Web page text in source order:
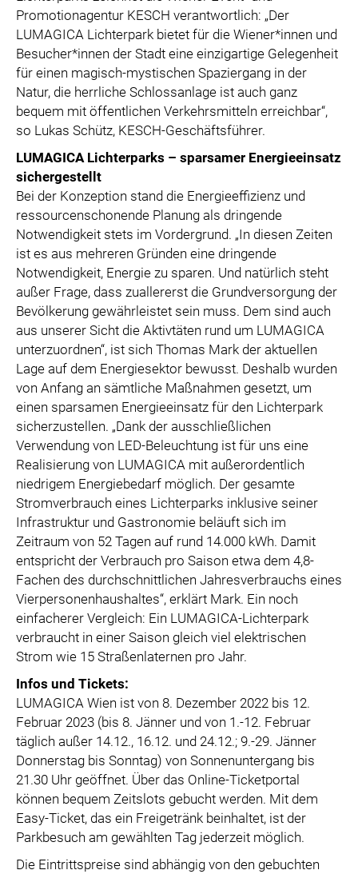
Promotionagentur KESCH verantwortlich: „Der
LUMAGICA Lichterpark bietet für die Wiener*innen und
Besucher*innen der Stadt eine einzigartige Gelegenheit
für einen magisch-mystischen Spaziergang in der
Natur, die herrliche Schlossanlage ist auch ganz
bequem mit öffentlichen Verkehrsmitteln erreichbar“,
so Lukas Schütz, KESCH-Geschäftsführer.
LUMAGICA Lichterparks – sparsamer Energieeinsatz
sichergestellt
Bei der Konzeption stand die Energieeffizienz und
ressourcenschonende Planung als dringende
Notwendigkeit stets im Vordergrund. „In diesen Zeiten
ist es aus mehreren Gründen eine dringende
Notwendigkeit, Energie zu sparen. Und natürlich steht
außer Frage, dass zuallererst die Grundversorgung der
Bevölkerung gewährleistet sein muss. Dem sind auch
aus unserer Sicht die Aktivtäten rund um LUMAGICA
unterzuordnen“, ist sich Thomas Mark der aktuellen
Lage auf dem Energiesektor bewusst. Deshalb wurden
von Anfang an sämtliche Maßnahmen gesetzt, um
einen sparsamen Energieeinsatz für den Lichterpark
sicherzustellen. „Dank der ausschließlichen
Verwendung von LED-Beleuchtung ist für uns eine
Realisierung von LUMAGICA mit außerordentlich
niedrigem Energiebedarf möglich. Der gesamte
Stromverbrauch eines Lichterparks inklusive seiner
Infrastruktur und Gastronomie beläuft sich im
Zeitraum von 52 Tagen auf rund 14.000 kWh. Damit
entspricht der Verbrauch pro Saison etwa dem 4,8-
Fachen des durchschnittlichen Jahresverbrauchs eines
Vierpersonenhaushaltes“, erklärt Mark. Ein noch
einfacherer Vergleich: Ein LUMAGICA-Lichterpark
verbraucht in einer Saison gleich viel elektrischen
Strom wie 15 Straßenlaternen pro Jahr.
Infos und Tickets:
LUMAGICA Wien ist von 8. Dezember 2022 bis 12.
Februar 2023 (bis 8. Jänner und von 1.-12. Februar
täglich außer 14.12., 16.12. und 24.12.; 9.-29. Jänner
Donnerstag bis Sonntag) von Sonnenuntergang bis
21.30 Uhr geöffnet. Über das Online-Ticketportal
können bequem Zeitslots gebucht werden. Mit dem
Easy-Ticket, das ein Freigetränk beinhaltet, ist der
Parkbesuch am gewählten Tag jederzeit möglich.
Die Eintrittspreise sind abhängig von den gebuchten